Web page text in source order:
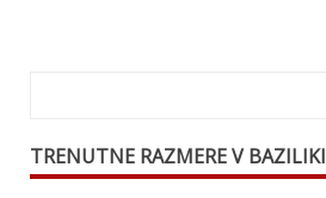
TRENUTNE RAZMERE V BAZILIKI